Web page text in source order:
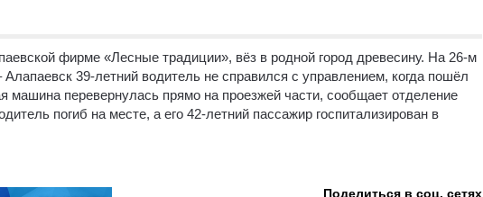
фирме «Лесные традиции», вёз в родной город древесину. На 26-м
39-летний водитель не справился с управлением, когда пошёл
машина перевернулась прямо на проезжей части, сообщает отделение
погиб на месте, а его 42-летний пассажир госпитализирован в
Поделиться в соц. сетях